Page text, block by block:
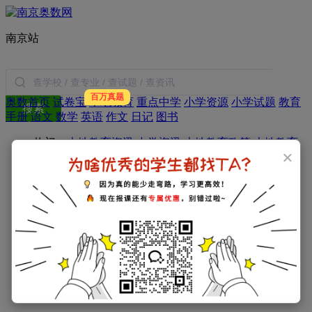
×
南京站
搜索
奥数首页 试卷宝 百万真题
本地教育 重点中学 小学资源 小学试题 教育
手册 语文 数学 英语 作文 日记 图书
热门：本地教育资讯 中学资讯 本地教育政策 本地教育
电脑派位 简历面试 特长生
六年级试题 学习资料 南京小学试题
小学： 一年级试题 二年级试题 三年级试题
四年级试题
五年级试题
初中：
初二试题 初三试题
高一试题 高二试题 高三试题
备考指导： 本地教育资讯 本地教育政策 本地优录 简历
电脑派位 升学指导 经验分享 特长生 学区房
复习资料：六年级试题 学习资料 南京小学试题